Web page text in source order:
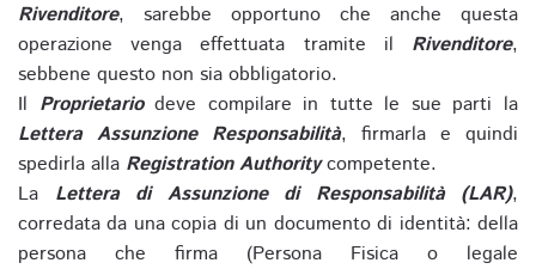
Rivenditore, sarebbe opportuno che anche questa
operazione venga effettuata tramite il Rivenditore,
sebbene questo non sia obbligatorio.
Il Proprietariodeve compilare in tutte le sue parti la
Lettera Assunzione Responsabilità, firmarla e quindi
spedirla alla Registration Authoritycompetente.
La Lettera di Assunzione di Responsabilità (LAR),
corredata da una copia di un documento di identità: della
persona che firma (Persona Fisica o legale